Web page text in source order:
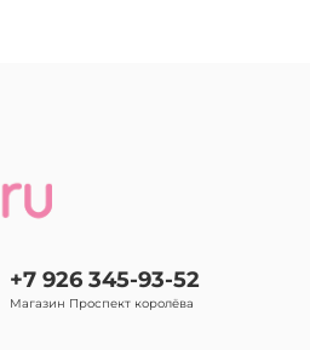
+7 926 345-93-52
Магазин Проспект королёва